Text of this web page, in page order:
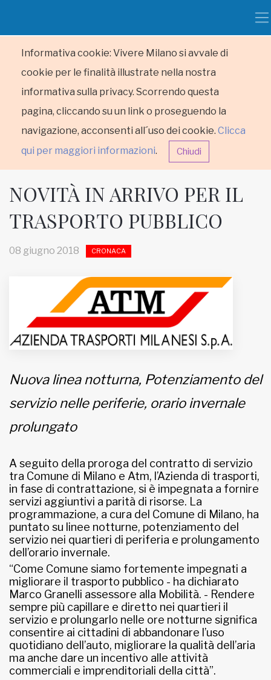
Informativa cookie: Vivere Milano si avvale di
cookie per le finalità illustrate nella nostra
informativa sulla privacy. Scorrendo questa
pagina, cliccando su un link o proseguendo la
navigazione, acconsenti all´uso dei cookie. Clicca
qui per maggiori informazioni. Chiudi
HOME
Inviateci le vostre segnalazioni
www.viveremilano.info
Bernardis
Imbonati, 89 20159 Milano (Italia)
Informativa sulla privacy
NOVITÀ IN ARRIVO PER IL
TRASPORTO PUBBLICO
08 giugno 2018 CRONACA
Nuova linea notturna, Potenziamento del
servizio nelle periferie, orario invernale
prolungato
A seguito della proroga del contratto di servizio
tra Comune di Milano e Atm, l’Azienda di trasporti,
in fase di contrattazione, si è impegnata a fornire
servizi aggiuntivi a parità di risorse. La
programmazione, a cura del Comune di Milano, ha
puntato su linee notturne, potenziamento del
servizio nei quartieri di periferia e prolungamento
dell’orario invernale.
“Come Comune siamo fortemente impegnati a
migliorare il trasporto pubblico - ha dichiarato
Marco Granelli assessore alla Mobilità. - Rendere
sempre più capillare e diretto nei quartieri il
servizio e prolungarlo nelle ore notturne significa
consentire ai cittadini di abbandonare l’uso
quotidiano dell’auto, migliorare la qualità dell’aria
ma anche dare un incentivo alle attività
commerciali e imprenditoriali della città”.